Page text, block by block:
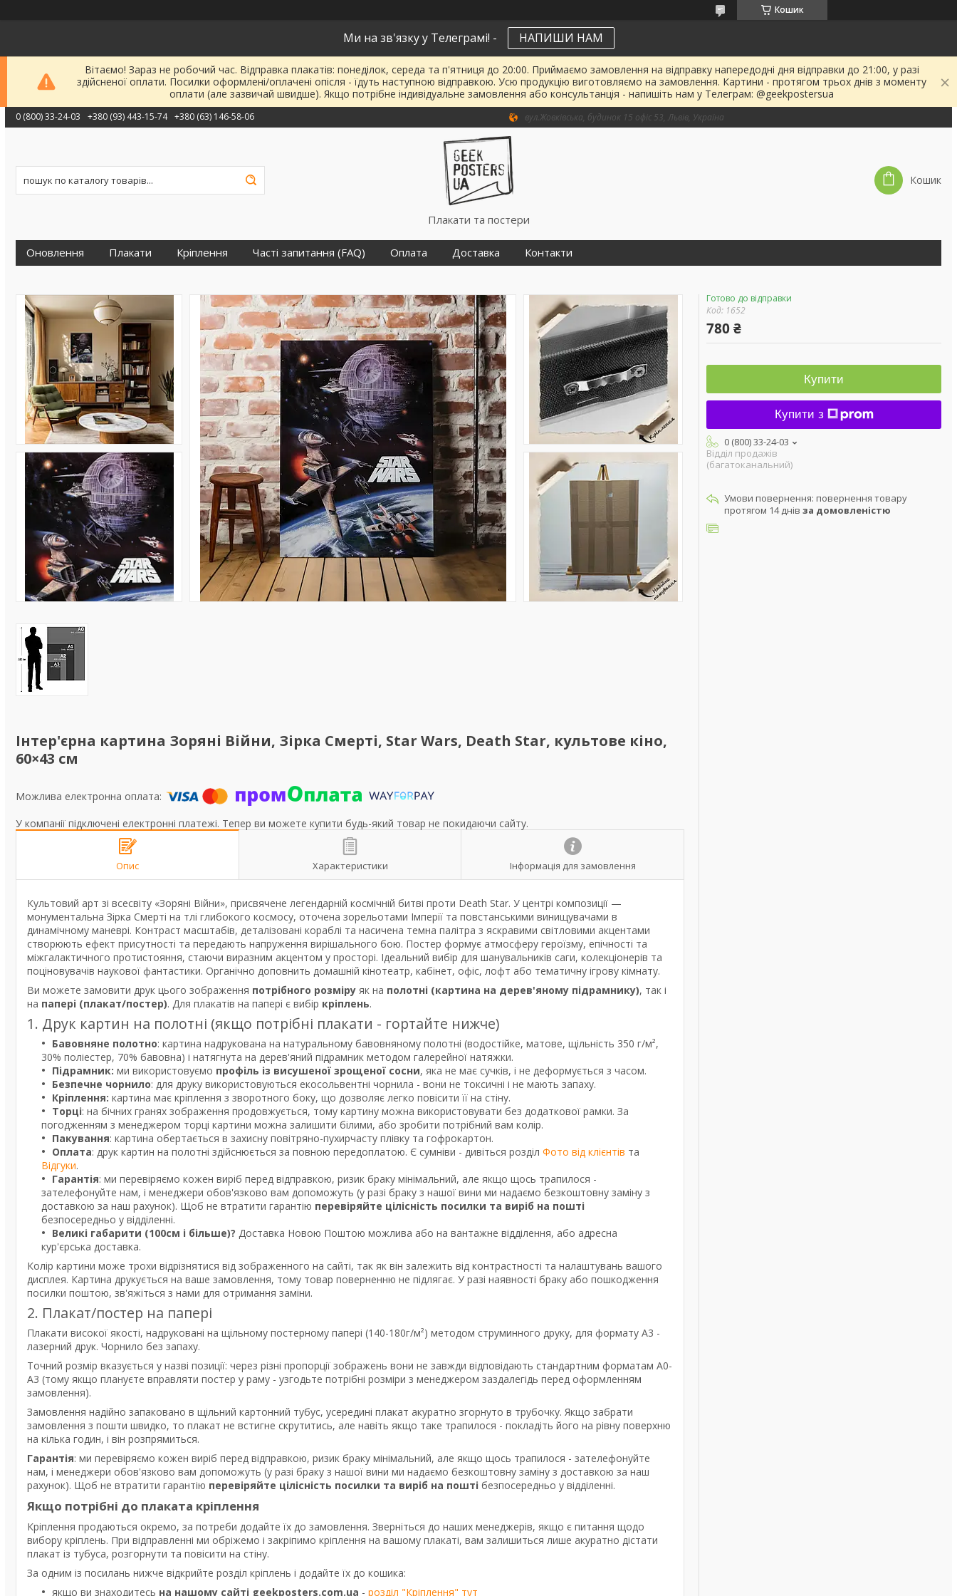
Кошик
Ми на зв'язку у Телеграмі! - НАПИШИ НАМ
Вітаємо! Зараз не робочий час. Відправка плакатів: понеділок, середа та п'ятниця до 20:00. Приймаємо замовлення на відправку напередодні дня відправки до 21:00, у разі
здійсненої оплати. Посилки оформлені/оплачені опісля - їдуть наступною відправкою. Усю продукцію виготовляємо на замовлення. Картини - протягом трьох днів з моменту
оплати (але зазвичай швидше). Якщо потрібне індивідуальне замовлення або консультанція - напишіть нам у Телеграм: @geekpostersua
0 (800) 33-24-03 +380 (93) 443-15-74 +380 (63) 146-58-06 вул.Жовківська, будинок 15 офіс 53, Львів, Україна
Плакати та постери
Кошик
Оновлення Плакати Кріплення Часті запитання (FAQ) Оплата Доставка Контакти
Інтер'єрна картина Зоряні Війни, Зірка Смерті, Star Wars, Death Star, культове кіно,
60×43 см
У компанії підключені електронні платежі. Тепер ви можете купити будь-який товар не покидаючи сайту.
Опис Характеристики Інформація для замовлення
Культовий арт зі всесвіту «Зоряні Війни», присвячене легендарній космічній битві проти Death Star. У центрі композиції —
монументальна Зірка Смерті на тлі глибокого космосу, оточена зорельотами Імперії та повстанськими винищувачами в
динамічному маневрі. Контраст масштабів, деталізовані кораблі та насичена темна палітра з яскравими світловими акцентами
створюють ефект присутності та передають напруження вирішального бою. Постер формує атмосферу героїзму, епічності та
міжгалактичного протистояння, стаючи виразним акцентом у просторі. Ідеальний вибір для шанувальників саги, колекціонерів та
поціновувачів наукової фантастики. Органічно доповнить домашній кінотеатр, кабінет, офіс, лофт або тематичну ігрову кімнату.
Ви можете замовити друк цього зображення потрібного розміру як на полотні (картина на дерев'яному підрамнику), так і
на папері (плакат/постер). Для плакатів на папері є вибір кріплень.
1. Друк картин на полотні (якщо потрібні плакати - гортайте нижче)
Бавовняне полотно: картина надрукована на натуральному бавовняному полотні (водостійке, матове, щільність 350 г/м²,
30% поліестер, 70% бавовна) і натягнута на дерев'яний підрамник методом галерейної натяжки.
Підрамник: ми використовуємо профіль із висушеної зрощеної сосни, яка не має сучків, і не деформується з часом.
Безпечне чорнило: для друку використовуються екосольвентні чорнила - вони не токсичні і не мають запаху.
Кріплення: картина має кріплення з зворотного боку, що дозволяє легко повісити її на стіну.
Торці: на бічних гранях зображення продовжується, тому картину можна використовувати без додаткової рамки. За
погодженням з менеджером торці картини можна залишити білими, або зробити потрібний вам колір.
Пакування: картина обертається в захисну повітряно-пухирчасту плівку та гофрокартон.
Оплата: друк картин на полотні здійснюється за повною передоплатою. Є сумніви - дивіться розділ Фото від клієнтів та
Відгуки.
Гарантія: ми перевіряємо кожен виріб перед відправкою, ризик браку мінімальний, але якщо щось трапилося -
зателефонуйте нам, і менеджери обов'язково вам допоможуть (у разі браку з нашої вини ми надаємо безкоштовну заміну з
доставкою за наш рахунок). Щоб не втратити гарантію перевіряйте цілісність посилки та виріб на пошті
безпосередньо у відділенні.
Великі габарити (100см і більше)? Доставка Новою Поштою можлива або на вантажне відділення, або адресна
кур'єрська доставка.
Колір картини може трохи відрізнятися від зображенного на сайті, так як він залежить від контрастності та налаштувань вашого
дисплея. Картина друкується на ваше замовлення, тому товар поверненню не підлягає. У разі наявності браку або пошкодження
посилки поштою, зв'яжіться з нами для отримання заміни.
2. Плакат/постер на папері
Плакати високої якості, надруковані на щільному постерному папері (140-180г/м²) методом струминного друку, для формату А3 -
лазерний друк. Чорнило без запаху.
Точний розмір вказується у назві позиції: через різні пропорції зображень вони не завжди відповідають стандартним форматам А0-
А3 (тому якщо плануєте вправляти постер у раму - узгодьте потрібні розміри з менеджером заздалегідь перед оформленням
замовлення).
Замовлення надійно запаковано в щільний картонний тубус, усередині плакат акуратно згорнуто в трубочку. Якщо забрати
замовлення з пошти швидко, то плакат не встигне скрутитись, але навіть якщо таке трапилося - покладіть його на рівну поверхню
на кілька годин, і він розпрямиться.
Гарантія: ми перевіряємо кожен виріб перед відправкою, ризик браку мінімальний, але якщо щось трапилося - зателефонуйте
нам, і менеджери обов'язково вам допоможуть (у разі браку з нашої вини ми надаємо безкоштовну заміну з доставкою за наш
рахунок). Щоб не втратити гарантію перевіряйте цілісність посилки та виріб на пошті безпосередньо у відділенні.
Якщо потрібні до плаката кріплення
Кріплення продаються окремо, за потреби додайте їх до замовлення. Зверніться до наших менеджерів, якщо є питання щодо
вибору кріплень. При відправленні ми обріжемо і закріпимо кріплення на вашому плакаті, вам залишиться лише акуратно дістати
плакат із тубуса, розгорнути та повісити на стіну.
За одним із посилань нижче відкрийте розділ кріплень і додайте їх до кошика:
якщо ви знаходитесь на нашому сайті geekposters.com.ua - розділ "Кріплення" тут
Готово до відправки
Код: 1652
780 ₴
Купити
Купити з
0 (800) 33-24-03
Відділ продажів
(багатоканальний)
повернення товару
протягом 14 днів за домовленістю